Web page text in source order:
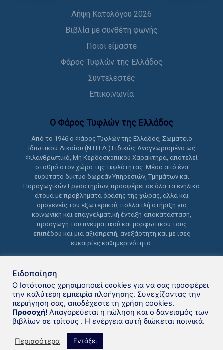
Λήψη Καταλόγου 2026
Βιβλία με συνθέτη φωνής
Ποιοι είμαστε
Φάρος Τυφλών της Ελλάδος
Συντελεστές
Επικοινωνία
Ο Φάρος Τυφλών της Ελλάδoς
Από το 1946 ο Φάρος Τυφλών της Ελλάδος, Σωματείο
Ιδιωτικού Δικαίου (Ν.Π.Ι.Δ.) Ειδικώς Αναγνωρισμένο ως
Φιλανθρωπικό, Μη Κερδοσκοπικού Χαρακτήρα, αποτελεί
σταθμό στον χώρο της τυφλότητας. Μέσα από ένα
ευρύτατο δίκτυο δωρεάν Υπηρεσιών, Τμημάτων και
Παραγωγικών Εργαστηρίων, προσφέρει σε όλα τα ενήλικα
άτομα με προβλήματα όρασης της χώρας, αλλά και
ομογενείς του εξωτερικού, πολλαπλή στήριξη για
κοινωνική και επαγγελματική ένταξη-αποκατάσταση,
προαγωγή του πνευματικού και μορφωτικού τους
επιπέδου και μια αξιοπρεπή, ανεξάρτητη και με ίσες
ευκαιρίες καθημερινότητα.
Δανειστική βιβλιοθήκη Φάρου
Τυφλών της Ελλάδoς © 2021
Ειδοποίηση
Ο Ιστότοπος χρησιμοποιεί cookies για να σας προσφέρει
την καλύτερη εμπειρία πλοήγησης. Συνεχίζοντας την
περιήγηση σας, αποδέχεστε τη χρήση cookies.
Προσοχή! Απαγορεύεται η πώληση και ο δανεισμός των
βιβλίων σε τρίτους . Η ενέργεια αυτή διώκεται ποινικά.
Περισσότερα Εντάξει